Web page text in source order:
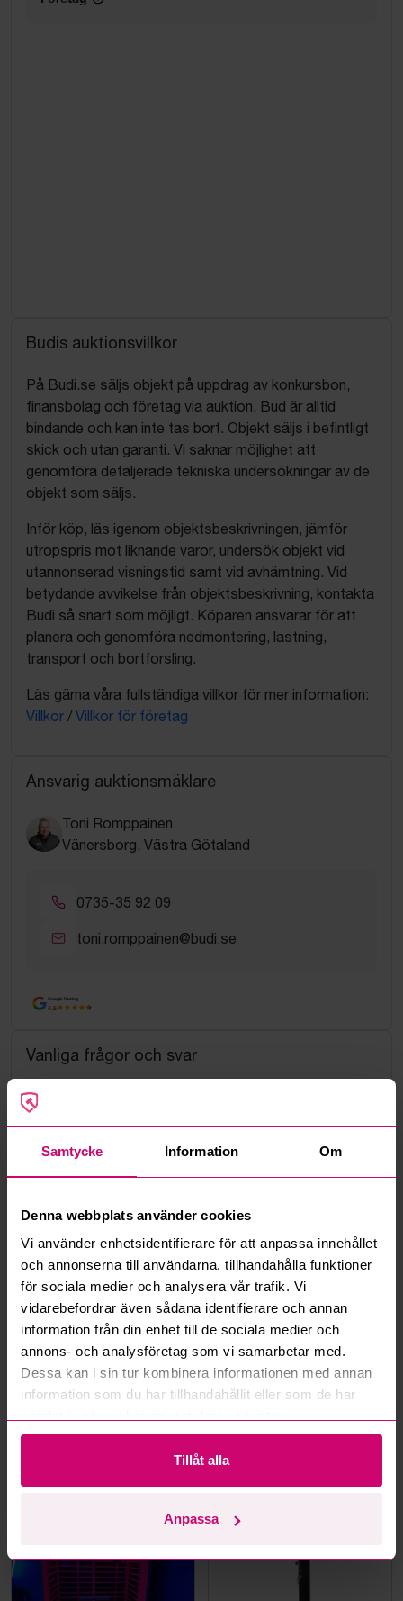
Samtycke Information Om
Denna webbplats använder cookies
Vi använder enhetsidentifierare för att anpassa innehållet
och annonserna till användarna, tillhandahålla funktioner
för sociala medier och analysera vår trafik. Vi
vidarebefordrar även sådana identifierare och annan
information från din enhet till de sociala medier och
annons- och analysföretag som vi samarbetar med.
Dessa kan i sin tur kombinera informationen med annan
information som du har tillhandahållit eller som de har
Tillåt alla
Anpassa
Budis auktionsvillkor
På Budi.se säljs objekt på uppdrag av konkursbon,
finansbolag och företag via auktion. Bud är alltid
bindande och kan inte tas bort. Objekt säljs i befintligt
skick och utan garanti. Vi saknar möjlighet att
genomföra detaljerade tekniska undersökningar av de
objekt som säljs.
Inför köp, läs igenom objektsbeskrivningen, jämför
utropspris mot liknande varor, undersök objekt vid
utannonserad visningstid samt vid avhämtning. Vid
betydande avvikelse från objektsbeskrivning, kontakta
Budi så snart som möjligt. Köparen ansvarar för att
planera och genomföra nedmontering, lastning,
transport och bortforsling.
Läs gärna våra fullständiga villkor för mer information:
Villkor / Villkor för företag
Ansvarig auktionsmäklare
Toni Romppainen
Vänersborg, Västra Götaland
0735-35 92 09
toni.romppainen@budi.se
Google Rating
4.5
Vanliga frågor och svar
Vad är ett reservationspris?
Hur fungerar budmotorn?
Kan jag ångra ett bud?
Kan ni frakta mina vunna objekt?
Läs fler frågor och svar
Mer från samma kategori